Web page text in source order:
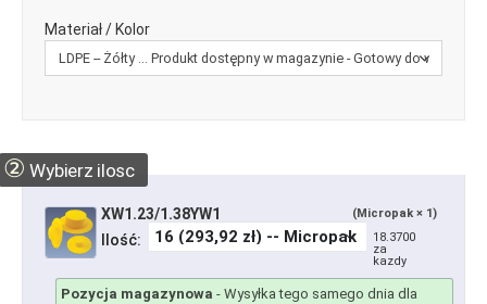
Materiał / Kolor
② Wybierz ilosc
XW1.23/1.38YW1 (Micropak × 1)
Ilość:
18.3700
za
kazdy
Pozycja magazynowa - Wysyłka tego samego dnia dla